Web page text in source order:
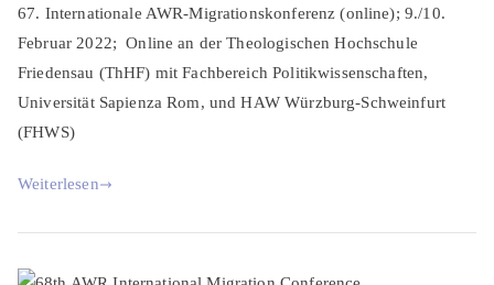
67. Internationale AWR-Migrationskonferenz (online); 9./10.
Februar 2022; Online an der Theologischen Hochschule
Friedensau (ThHF) mit Fachbereich Politikwissenschaften,
Universität Sapienza Rom, und HAW Würzburg-Schweinfurt
(FHWS)
Weiterlesen